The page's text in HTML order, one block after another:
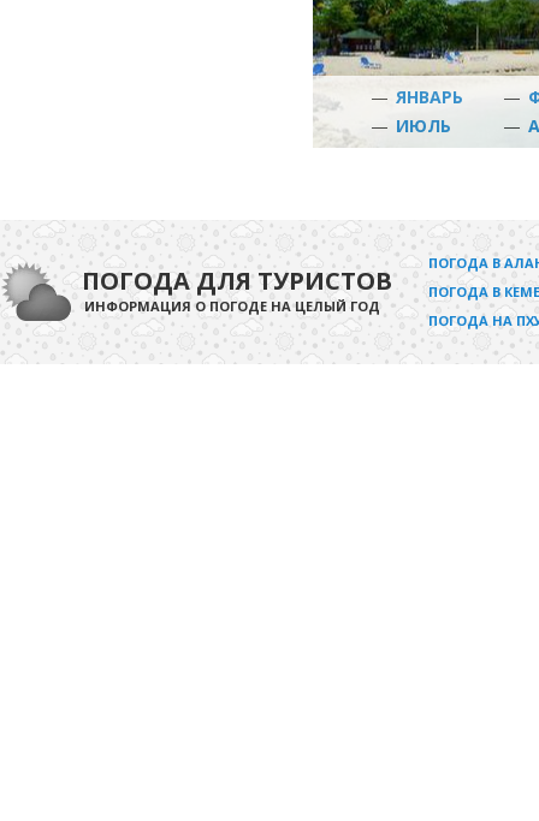
— ЯНВАРЬ —
— ИЮЛЬ —
ПОГОДА ДЛЯ ТУРИСТОВ
ИНФОРМАЦИЯ О ПОГОДЕ НА ЦЕЛЫЙ ГОД
ПОГОДА В
ПОГОДА В
ПОГОДА НА